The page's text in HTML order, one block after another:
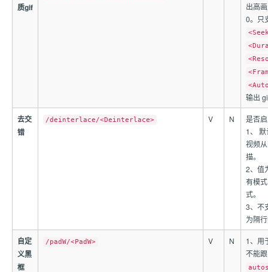
质gif
出高
0。只
输出
去交
错
/deinterlace/<Deinterlace> V N
是否
1、
视频
描。
2、值
有模
式。
3、不
为隔
自定
义黑
框
/padW/<PadW> V N
1、用
不能